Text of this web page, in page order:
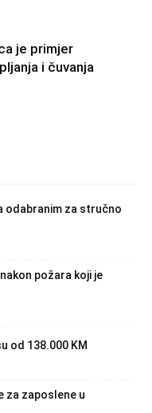
je primjer
i čuvanja
odabranim za stručno
požara koji je
od 138.000 KM
za zaposlene u